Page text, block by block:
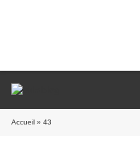
Accueil » 43